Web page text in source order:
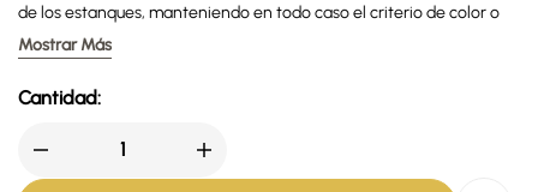
de los estanques, manteniendo en todo caso el criterio de color o
del tipo de flor.
Mostrar Más
Cantidad: